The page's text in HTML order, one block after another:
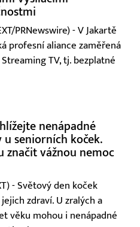
PRNewswire) - V Jakartě
profesní aliance zaměřená
TV, tj. bezplatné
nenápadné
u seniorních koček.
značit vážnou nemoc
- Světový den koček
zdraví. U zralých a
věku mohou i nenápadné